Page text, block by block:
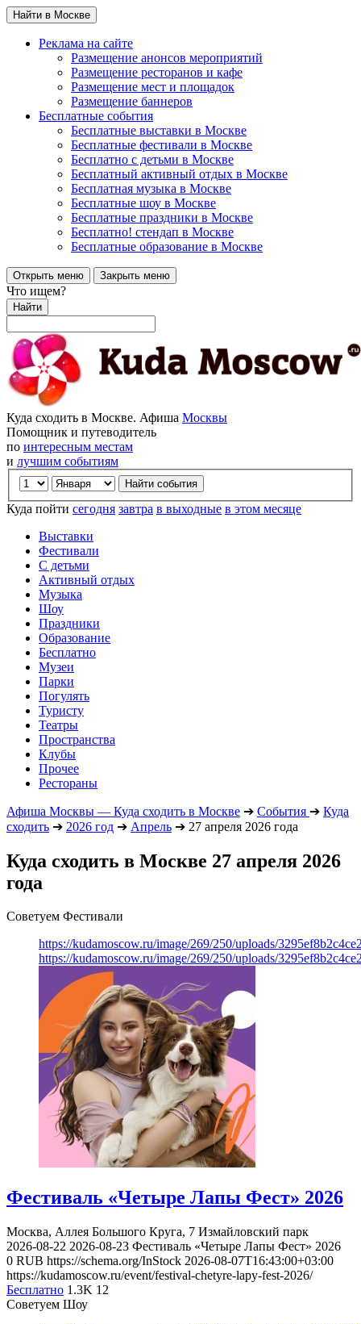
Найти в Москве
Реклама на сайте
Размещение анонсов мероприятий
Размещение ресторанов и кафе
Размещение мест и площадок
Размещение баннеров
Бесплатные события
Бесплатные выставки в Москве
Бесплатные фестивали в Москве
Бесплатно с детьми в Москве
Бесплатный активный отдых в Москве
Бесплатная музыка в Москве
Бесплатные шоу в Москве
Бесплатные праздники в Москве
Бесплатно! стендап в Москве
Бесплатные образование в Москве
Открыть меню Закрыть меню
Что ищем?
Найти
Куда сходить в Москве. Афиша Москвы
Помощник и путеводитель
по интересным местам
и лучшим событиям
Куда пойти сегодня завтра в выходные в этом месяце
Выставки
Фестивали
С детьми
Активный отдых
Музыка
Шоу
Праздники
Образование
Бесплатно
Музеи
Парки
Погулять
Туристу
Театры
Пространства
Клубы
Прочее
Рестораны
Афиша Москвы — Куда сходить в Москве ➔ События ➔ Куда
сходить ➔ 2026 год ➔ Апрель ➔ 27 апреля 2026 года
Куда сходить в Москве 27 апреля 2026
года
Советуем Фестивали
https://kudamoscow.ru/image/269/250/uploads/
https://kudamoscow.ru/image/269/250/uploads/
Фестиваль «Четыре Лапы Фест» 2026
Москва, Аллея Большого Круга, 7 Измайловский парк
2026-08-22 2026-08-23 Фестиваль «Четыре Лапы Фест» 2026
0 RUB https://schema.org/InStock 2026-08-07T16:43:00+03:00
https://kudamoscow.ru/event/festival-chetyre-lapy-fest-2026/
Бесплатно 1.3K 12
Советуем Шоу